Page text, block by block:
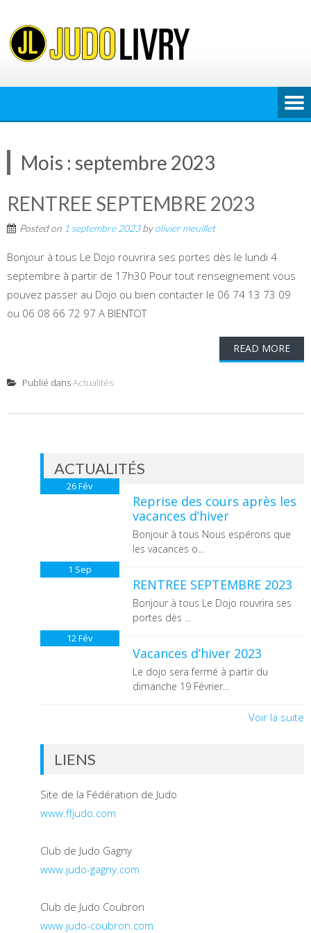
content
Mois : septembre 2023
RENTREE SEPTEMBRE 2023
Posted on 1 septembre 2023byolivier meuillet
Bonjour à tous Le Dojo rouvrira ses portes dès le lundi 4
septembre à partir de 17h30 Pour tout renseignement vous
pouvez passer au Dojo ou bien contacter le 06 74 13 73 09
ou 06 08 66 72 97 A BIENTOT
READ MORE
Publié dansActualités
ACTUALITÉS
26Fév
Reprise des cours après les
vacances d’hiver
Bonjour à tous Nous espérons que
les vacances o...
1 Sep
RENTREE SEPTEMBRE 2023
Bonjour à tous Le Dojo rouvrira ses
portes dès ...
12Fév
Vacances d’hiver 2023
Le dojo sera fermé à partir du
dimanche 19 Février...
Voir la suite
LIENS
Site de la Fédération de Judo
www.ffjudo.com
Club de Judo Gagny
www.judo-gagny.com
Club de Judo Coubron
www.judo-coubron.com